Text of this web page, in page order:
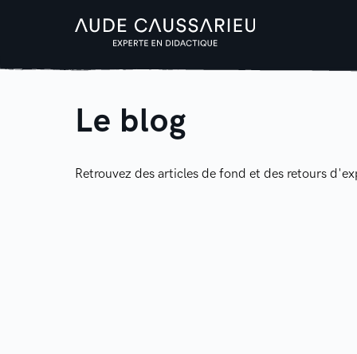
Le blog
Retrouvez des articles de fond et des retours